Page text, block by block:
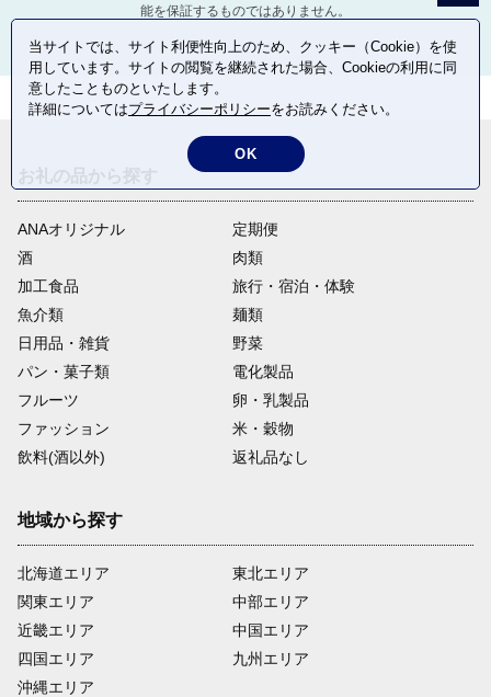
能を保証するものではありません。
ANAオリジナル
定期便
酒
肉類
加工食品
旅行・宿泊・体験
魚介類
麺類
日用品・雑貨
野菜
パン・菓子類
電化製品
フルーツ
卵・乳製品
ファッション
米・穀物
飲料(酒以外)
返礼品なし
地域から探す
北海道エリア
関東エリア
近畿エリア
四国エリア
沖縄エリア
東北エリア
中部エリア
中国エリア
九州エリア
当サイトでは、サイト利便性向上のため、クッキー（Cookie）を使
用しています。サイトの閲覧を継続された場合、Cookieの利用に同
意したことものといたします。
詳細についてはプライバシーポリシーをお読みください。
OK